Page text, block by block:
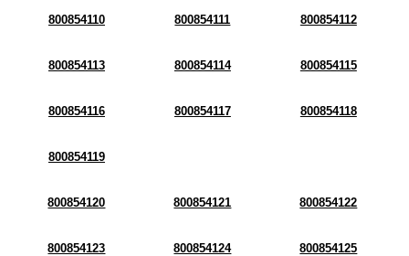
800854110 800854111 800854112
800854113 800854114 800854115
800854116 800854117 800854118
800854119
800854120 800854121 800854122
800854123 800854124 800854125